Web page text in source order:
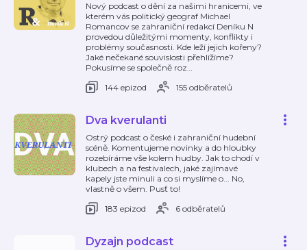
Nový podcast o dění za našimi hranicemi, ve
kterém vás politický geograf Michael
Romancov se zahraniční redakcí Deníku N
provedou důležitými momenty, konflikty i
problémy současnosti. Kde leží jejich kořeny?
Jaké nečekané souvislosti přehlížíme?
Pokusíme se společně roz…
144 epizod
155 odběratelů
Dva kverulanti
Ostrý podcast o české i zahraniční hudební
scéně. Komentujeme novinky a do hloubky
rozebíráme vše kolem hudby. Jak to chodí v
klubech a na festivalech, jaké zajímavé
kapely jste minuli a co si myslíme o... No,
vlastně o všem. Pusť to!
183 epizod
6 odběratelů
Dyzajn podcast